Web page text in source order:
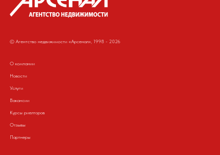
© Агентство недвижимости «Арсенал», 1998 - 2026
О компании
Новости
Услуги
Вакансии
Курсы риелторов
Отзывы
Партнеры